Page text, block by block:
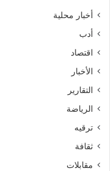
أخبار محلية
أدب
اقتصاد
الأخبار
التقارير
الرياضة
ترقيه
ثقافة
مقابلات